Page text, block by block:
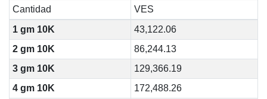
Cantidad
VES
1 gm 10K
43,122.06
2 gm 10K
86,244.13
3 gm 10K
129,366.19
4 gm 10K
172,488.26